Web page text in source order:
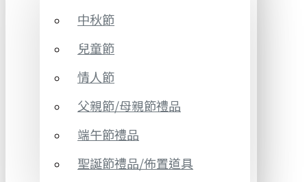
中秋節
兒童節
情人節
父親節/母親節禮品
端午節禮品
聖誕節禮品/佈置道具